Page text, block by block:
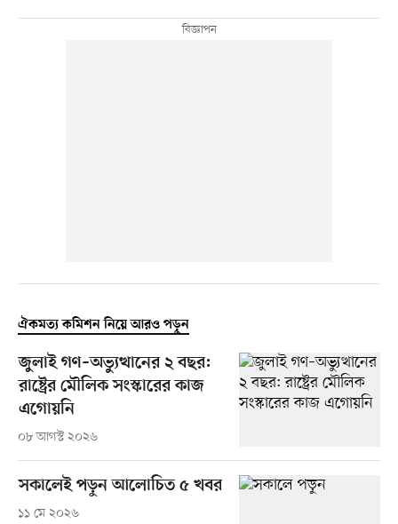
ঐকমত্য কমিশন নিয়ে আরও পড়ুন
জুলাই গণ–অভ্যুত্থানের ২ বছর:
রাষ্ট্রের মৌলিক সংস্কারের কাজ
এগোয়নি
০৮ আগস্ট ২০২৬
সকালেই পড়ুন আলোচিত ৫ খবর
১১ মে ২০২৬